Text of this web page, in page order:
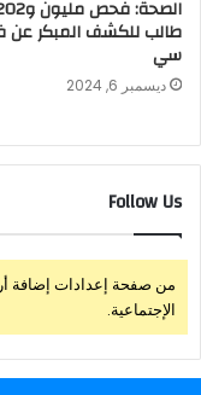
طالب للكشف المبكر عن
سي
ديسمبر 6, 2024
Follow Us
من صفحة إعدادات إضافة
الإجتماعية.